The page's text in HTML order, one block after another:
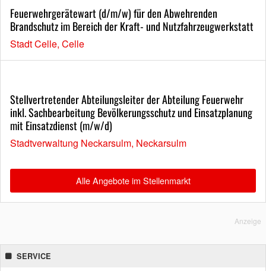
Feuerwehrgerätewart (d/m/w) für den Abwehrenden
Brandschutz im Bereich der Kraft- und Nutzfahrzeugwerkstatt
Stadt Celle, Celle
Stellvertretender Abteilungsleiter der Abteilung Feuerwehr
inkl. Sachbearbeitung Bevölkerungsschutz und Einsatzplanung
mit Einsatzdienst (m/w/d)
Stadtverwaltung Neckarsulm, Neckarsulm
Alle Angebote im Stellenmarkt
Anzeige
SERVICE